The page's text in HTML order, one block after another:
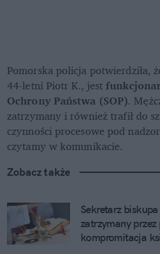
Pomorska policja potwierdziła,
44-letni Piotr K., jest
Ochrony Państwa (SOP).
zatrzymany i również trafił do
czynności procesowe pod
czytamy w komunikacie.
Zobacz także
Sekretarz
zatrzymany
kompromitacja